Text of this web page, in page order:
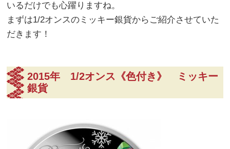
いるだけでも心躍りますね。
まずは1/2オンスのミッキー銀貨からご紹介させていた
だきます！
2015年 1/2オンス《色付き》 ミッキー
銀貨